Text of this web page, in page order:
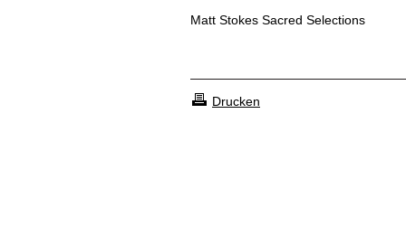
Matt Stokes Sacred Selections
Drucken